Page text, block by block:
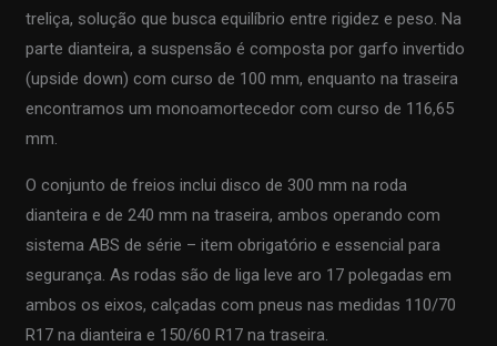
treliça, solução que busca equilíbrio entre rigidez e peso. Na
parte dianteira, a suspensão é composta por garfo invertido
(upside down) com curso de 100 mm, enquanto na traseira
encontramos um monoamortecedor com curso de 116,65
mm.
O conjunto de freios inclui disco de 300 mm na roda
dianteira e de 240 mm na traseira, ambos operando com
sistema ABS de série – item obrigatório e essencial para
segurança. As rodas são de liga leve aro 17 polegadas em
ambos os eixos, calçadas com pneus nas medidas 110/70
R17 na dianteira e 150/60 R17 na traseira.